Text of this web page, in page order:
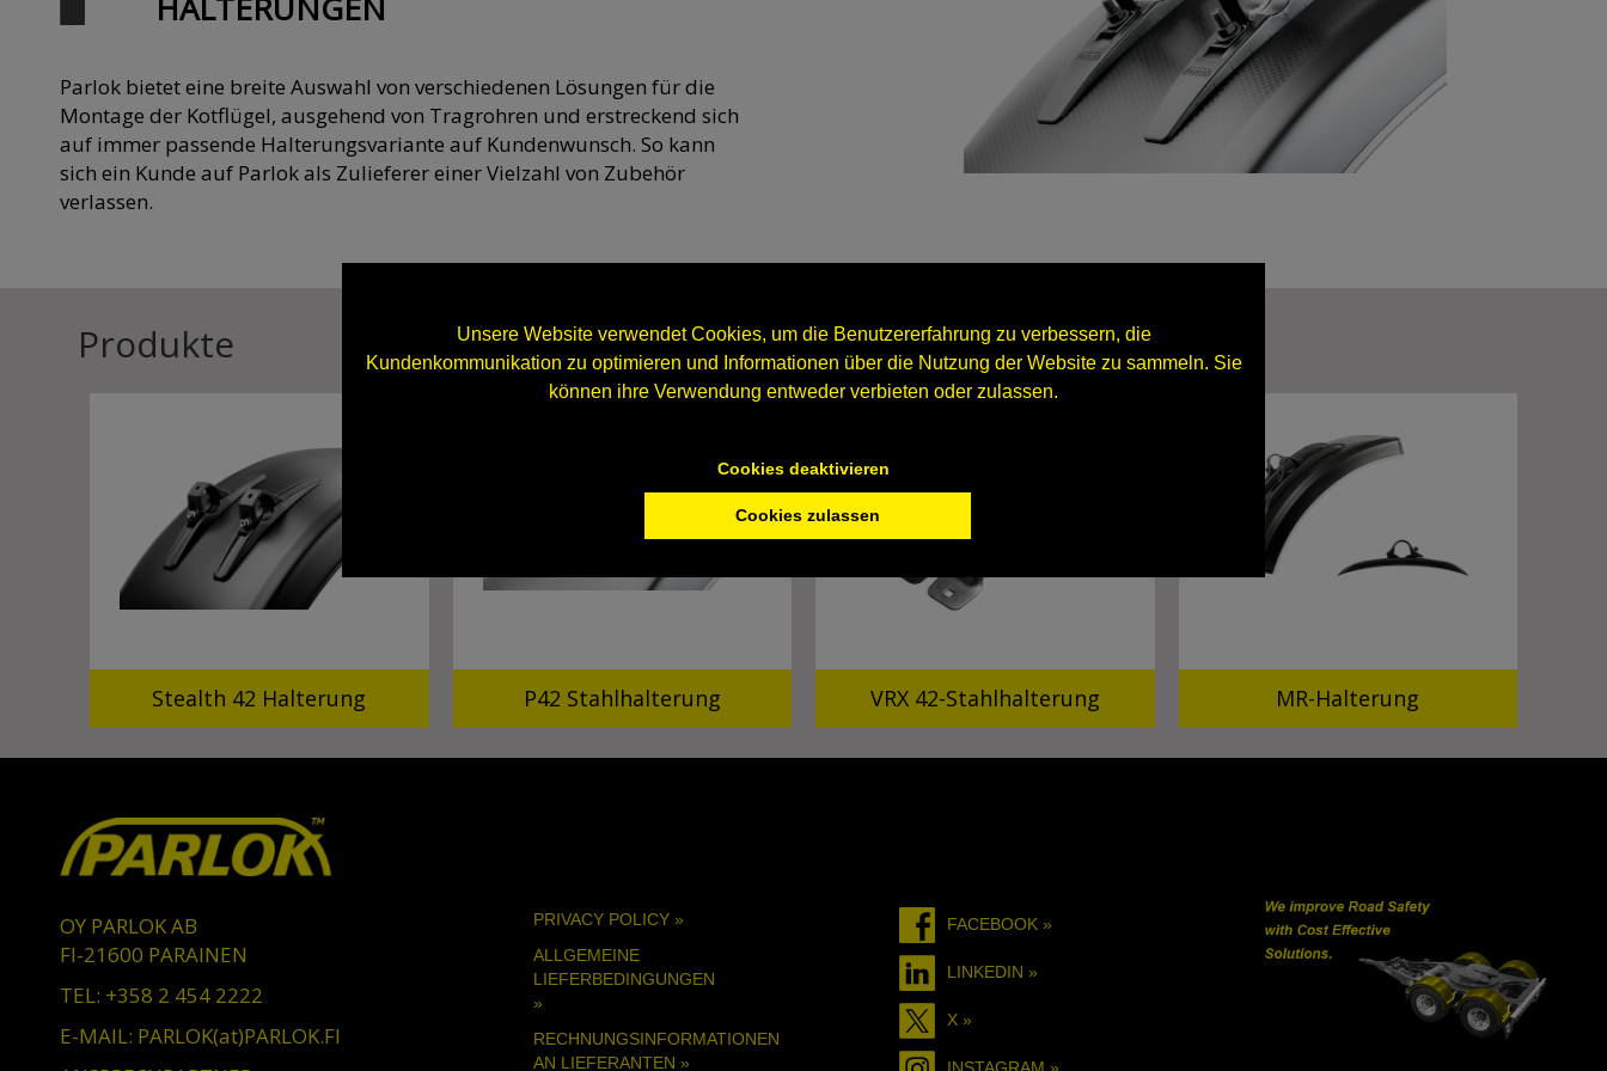
Unsere Website verwendet Cookies, um die Benutzererfahrung zu verbessern, die
Kundenkommunikation zu optimieren und Informationen über die Nutzung der Website zu sammeln. Sie
können ihre Verwendung entweder verbieten oder zulassen.
Cookies deaktivieren
Cookies zulassen
Parlok bietet eine breite Auswahl von verschiedenen Lösungen für die
Montage der Kotflügel, ausgehend von Tragrohren und erstreckend sich
auf immer passende Halterungsvariante auf Kundenwunsch. So kann
sich ein Kunde auf Parlok als Zulieferer einer Vielzahl von Zubehör
verlassen.
Produkte
Stealth 42 Halterung P42 Stahlhalterung VRX 42-Stahlhalterung MR-Halterung
OY PARLOK AB
FI-21600 PARAINEN
TEL: +358 2 454 2222
E-MAIL: PARLOK(at)PARLOK.FI
PRIVACY POLICY »
ALLGEMEINE
LIEFERBEDINGUNGEN
»
RECHNUNGSINFORMATIONEN
AN LIEFERANTEN »
FACEBOOK »
LINKEDIN »
X »
INSTAGRAM »